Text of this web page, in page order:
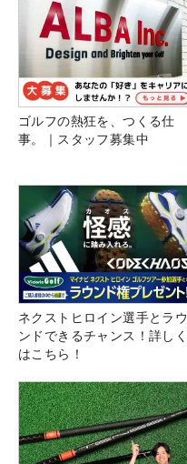
ゴルフの熱狂を、つくる仕
事。｜スタッフ募集中
ネクストヒロイン選手とラウ
ンドできるチャンス！詳しく
はこちら！